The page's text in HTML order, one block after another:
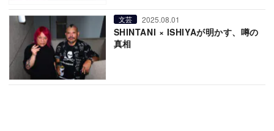
文芸 2025.08.01
SHINTANI × ISHIYAが明かす、噂の
真相